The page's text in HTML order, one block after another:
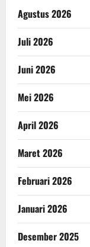
Agustus 2026
Juli 2026
Juni 2026
Mei 2026
April 2026
Maret 2026
Februari 2026
Januari 2026
Desember 2025